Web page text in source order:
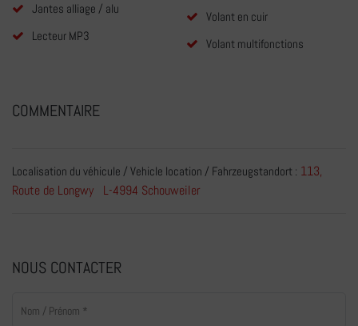
Jantes alliage / alu
Lecteur MP3
Volant en cuir
Volant multifonctions
COMMENTAIRE
Localisation du véhicule / Vehicle location / Fahrzeugstandort : 113,
Route de Longwy L-4994 Schouweiler
NOUS CONTACTER